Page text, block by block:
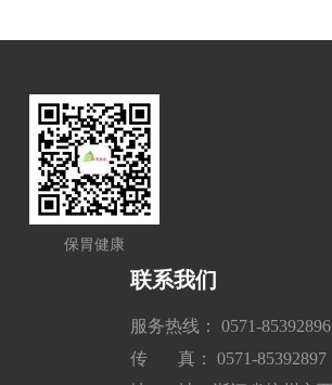
保胃健康
联系我们
服务热线： 0571-85392896
传 真： 0571-85392897